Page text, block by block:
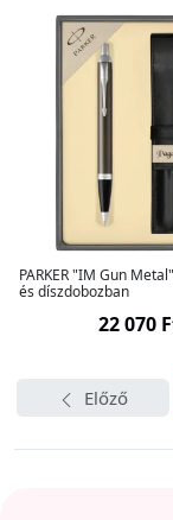
PARKER "IM Gun
és díszdobozban
22 070
Előző